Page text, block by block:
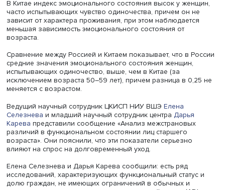
другими социальными состояниями, а также то, как в
проживают одиночество. Работа сфокусирована на
женщинах, поскольку из-за большей средней
продолжительности жизни они чаще остаются одни.
выше и меньше гендерный разрыв: соотношение
мужчин достигает в Китае 2:1 только в 90 лет, тогда как
России — в 75. Выборка в России составила 585
Китае — около 1500.
В России уровень вдовства в сопоставимых возрастах
вдвое выше, чем в Китае. Также в нашей стране вдовы
существенно чаще живут одиноко, отдельно от детей и
близких.
культурными контекстами по-разному оценивают
одни называют плохой ситуацию, когда не могут встать,
— из-за вчерашнего недомогания.